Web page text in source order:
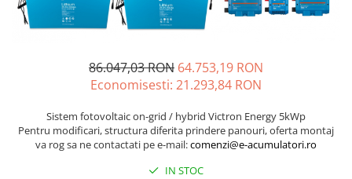
Sisteme de management (BMS)
Redresoare auto, moto, barci si
86.047,03 RON 64.753,19 RON
Economisesti: 21.293,84 RON
Sistem fotovoltaic on-grid / hybrid Victron Energy 5kWp
Pentru modificari, structura diferita prindere panouri, oferta montaj
va rog sa ne contactati pe e-mail:comenzi@e-acumulatori.ro
IN STOC